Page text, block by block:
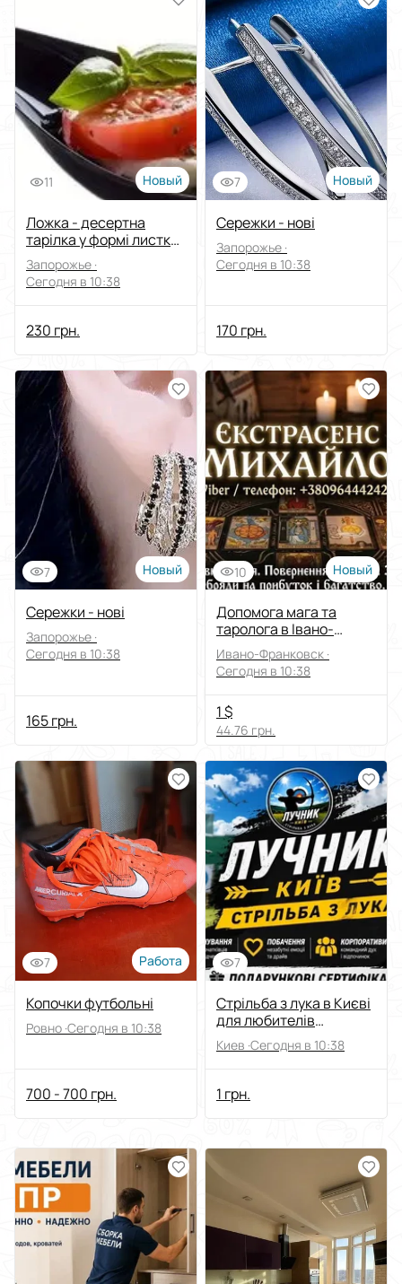
11 Новый
Ложка - десертна
тарілка у формі листка
Запорожье ·
Сегодня в 10:38
230 грн.
7 Новый
Сережки - нові
Запорожье ·
Сегодня в 10:38
170 грн.
7 Новый
Сережки - нові
Запорожье ·
Сегодня в 10:38
165 грн.
10 Новый
Допомога мага та
таролога в Івано-
Франківську.
Ивано-Франковск ·
Сегодня в 10:38
1 $
44.76 грн.
7 Работа
Копочки футбольні
Ровно ·Сегодня в 10:38
700 - 700 грн.
7
Стрільба з лука в Києві
для любителів
точності, стрільби
Киев ·Сегодня в 10:38
1 грн.